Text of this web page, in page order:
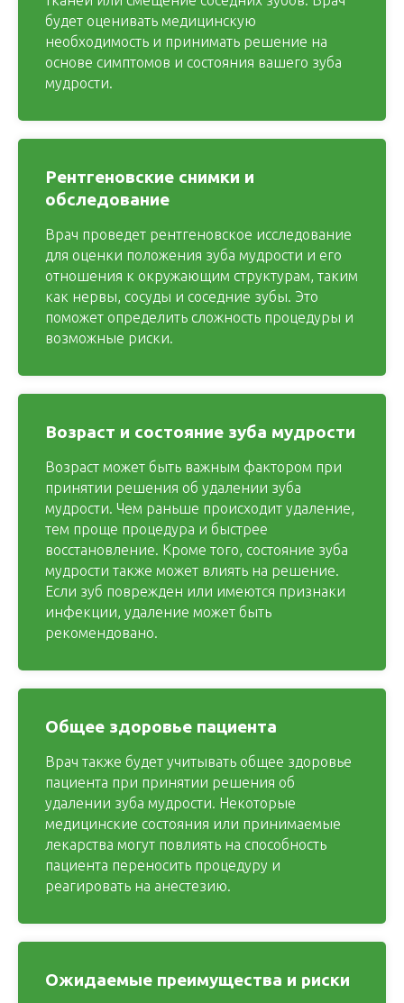
будет оценивать медицинскую
необходимость и принимать решение на
основе симптомов и состояния вашего зуба
мудрости.
Рентгеновские снимки и
обследование
Врач проведет рентгеновское исследование
для оценки положения зуба мудрости и его
отношения к окружающим структурам, таким
как нервы, сосуды и соседние зубы. Это
поможет определить сложность процедуры и
возможные риски.
Возраст и состояние зуба мудрости
Возраст может быть важным фактором при
принятии решения об удалении зуба
мудрости. Чем раньше происходит удаление,
тем проще процедура и быстрее
восстановление. Кроме того, состояние зуба
мудрости также может влиять на решение.
Если зуб поврежден или имеются признаки
инфекции, удаление может быть
рекомендовано.
Общее здоровье пациента
Врач также будет учитывать общее здоровье
пациента при принятии решения об
удалении зуба мудрости. Некоторые
медицинские состояния или принимаемые
лекарства могут повлиять на способность
пациента переносить процедуру и
реагировать на анестезию.
Ожидаемые преимущества и риски